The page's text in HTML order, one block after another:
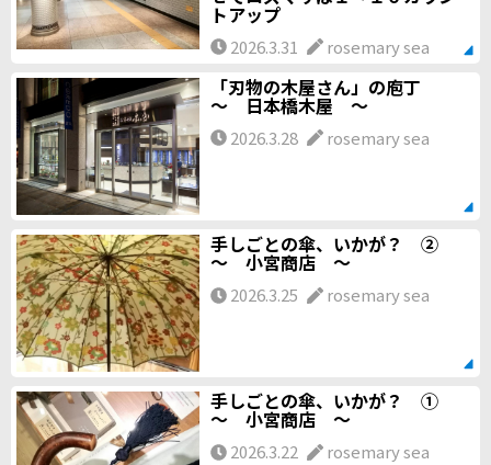
トアップ
2026.3.31 rosemary sea
「刃物の木屋さん」の庖丁
～ 日本橋木屋 ～
2026.3.28 rosemary sea
手しごとの傘、いかが？ ②
～ 小宮商店 ～
2026.3.25 rosemary sea
手しごとの傘、いかが？ ①
～ 小宮商店 ～
2026.3.22 rosemary sea